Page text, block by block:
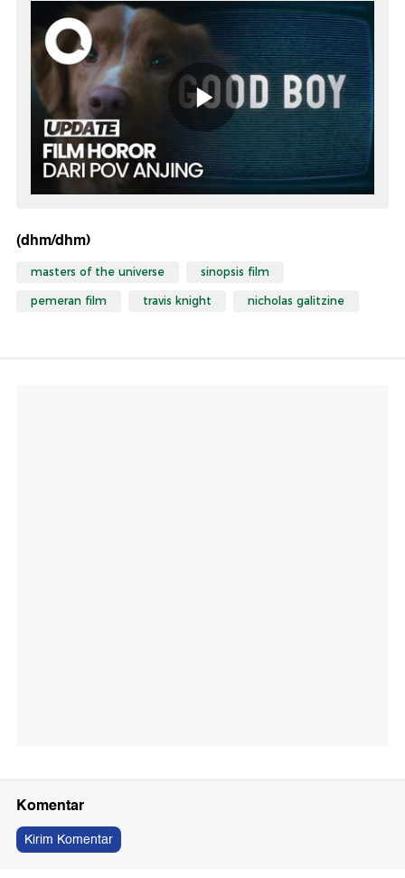
(dhm/dhm)
masters of the universe sinopsis film
pemeran film travis knight nicholas galitzine
Komentar
Kirim Komentar